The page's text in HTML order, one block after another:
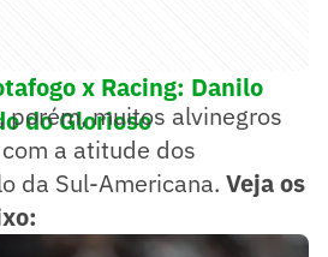
x Racing: Danilo
do Glorioso
porém, muitos alvinegros
a atitude dos
da Sul-Americana. Veja os